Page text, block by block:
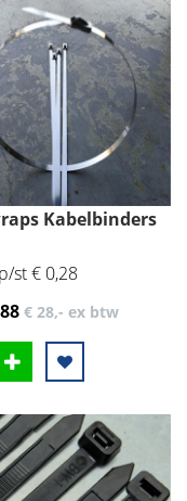
Kabelbinders
st € 0,28
€ 28,- ex btw